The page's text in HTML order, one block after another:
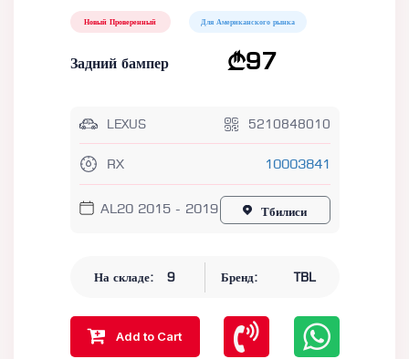
Новый Проверенный Для Американского рынка
Задний бампер 97
LEXUS 5210848010
RX 10003841
AL20 2015 - 2019 Тбилиси
На складе: 9 Бренд: TBL
Add to Cart